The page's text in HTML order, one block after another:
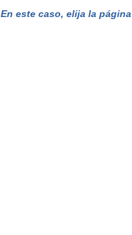
este caso, elija la página